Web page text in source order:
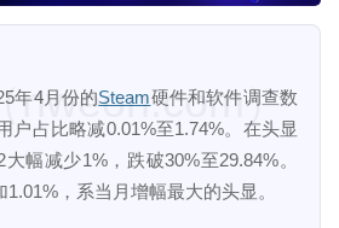
年4月份的Steam硬件和软件调查数
户占比略减0.01%至1.74%。在头显
大幅减少1%，跌破30%至29.84%。
1.01%，系当月增幅最大的头显。
nweon.com）